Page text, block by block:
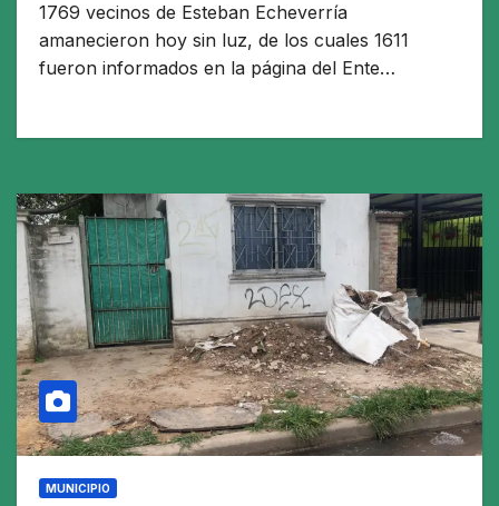
1769 vecinos de Esteban Echeverría
amanecieron hoy sin luz, de los cuales 1611
fueron informados en la página del Ente…
MUNICIPIO